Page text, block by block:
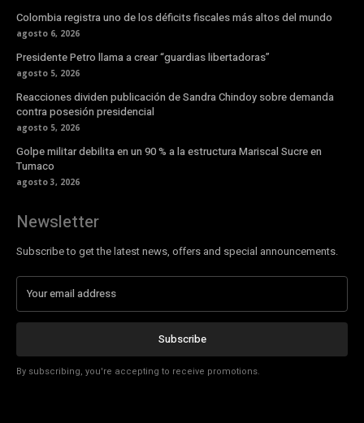
Colombia registra uno de los déficits fiscales más altos del mundo
agosto 6, 2026
Presidente Petro llama a crear “guardias libertadoras”
agosto 5, 2026
Reacciones dividen publicación de Sandra Chindoy sobre demanda
contra posesión presidencial
agosto 5, 2026
Golpe militar debilita en un 90 % a la estructura Mariscal Sucre en
Tumaco
agosto 3, 2026
Newsletter
Subscribe to get the latest news, offers and special announcements.
Subscribe
By subscribing, you're accepting to receive promotions.